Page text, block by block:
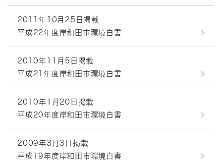
2011年10月25日掲載
平成22年度岸和田市環境白書
2010年11月5日掲載
平成21年度岸和田市環境白書
2010年1月20日掲載
平成20年度岸和田市環境白書
2009年3月3日掲載
平成19年度岸和田市環境白書